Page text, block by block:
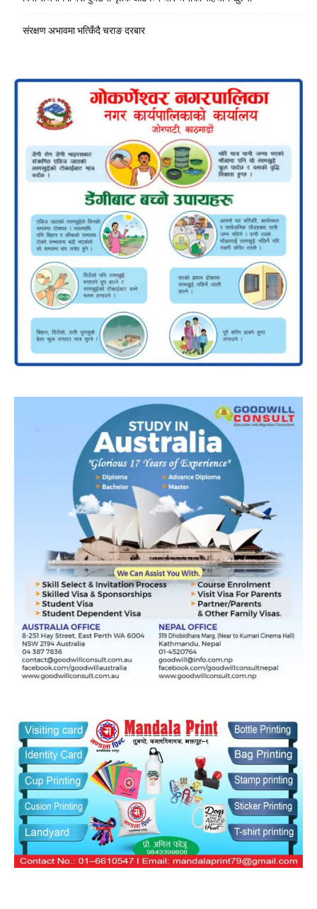
संरक्षण अभावमा भत्किँदै चराङ दरबार